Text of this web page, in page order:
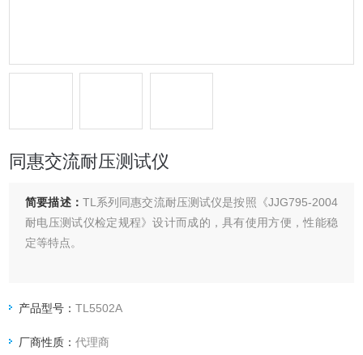
同惠交流耐压测试仪
简要描述： TL系列同惠交流耐压测试仪是按照《JJG795-2004
耐电压测试仪检定规程》设计而成的，具有使用方便，性能稳
定等特点。
产品型号：TL5502A
厂商性质：代理商